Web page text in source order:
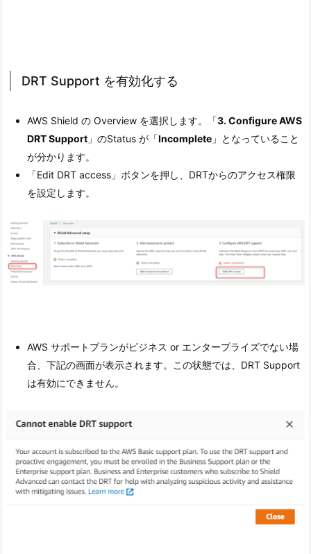
DRT Support を有効化する
AWS Shield の Overview を選択します。「3. Configure AWS
DRT Support 」のStatus が「Incomplete 」となっていること
が分かります。
「Edit DRT access」ボタンを押し、DRTからのアクセス権限
を設定します。
AWS サポートプランがビジネス or エンタープライズでない場
合、下記の画面が表示されます。この状態では、DRT Support
は有効にできません。